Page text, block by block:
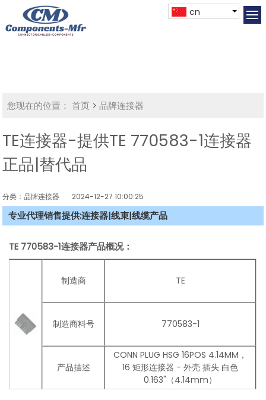
cn
您现在的位置： 首页 >品牌连接器
TE连接器-提供TE 770583-1连接器
正品|替代品
分类：品牌连接器 2024-12-27 10:00:25
专业代理销售提供:连接器|线束|线缆产品
TE 770583-1连接器产品概况：
制造商 TE
制造商料号 770583-1
产品描述
CONN PLUG HSG 16POS 4.14MM，
16 矩形连接器 - 外壳 插头 白色
0.163"（4.14mm）